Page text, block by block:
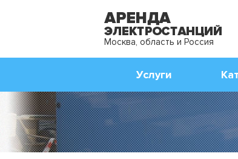
Москва, область и Россия
Услуги